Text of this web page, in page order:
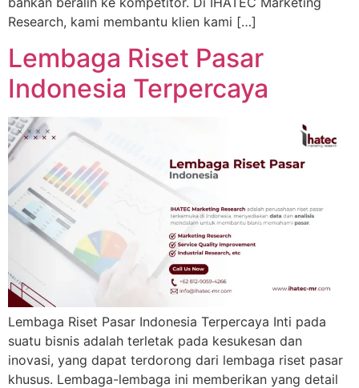
Research, kami membantu klien kami […]
Lembaga Riset Pasar
Indonesia Terpercaya
Lembaga Riset Pasar Indonesia Terpercaya Inti pada
suatu bisnis adalah terletak pada kesukesan dan
inovasi, yang dapat terdorong dari lembaga riset pasar
khusus. Lembaga-lembaga ini memberikan yang detail